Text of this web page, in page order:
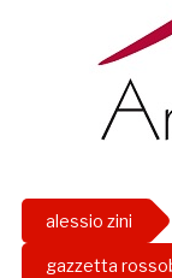
alessio zini
gazzetta